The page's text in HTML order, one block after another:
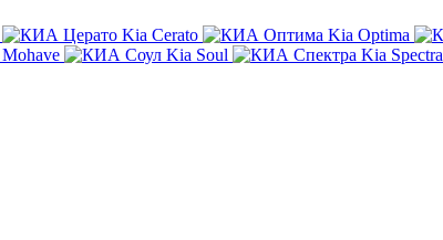
Kia Cerato Kia Optima
Kia Soul Kia Spectra